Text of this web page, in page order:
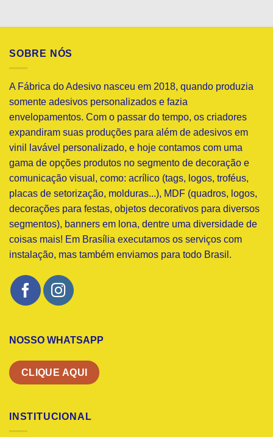
SOBRE NÓS
A Fábrica do Adesivo nasceu em 2018, quando produzia
somente adesivos personalizados e fazia
envelopamentos. Com o passar do tempo, os criadores
expandiram suas produções para além de adesivos em
vinil lavável personalizado, e hoje contamos com uma
gama de opções produtos no segmento de decoração e
comunicação visual, como: acrílico (tags, logos, troféus,
placas de setorização, molduras...), MDF (quadros, logos,
decorações para festas, objetos decorativos para diversos
segmentos), banners em lona, dentre uma diversidade de
coisas mais! Em Brasília executamos os serviços com
instalação, mas também enviamos para todo Brasil.
NOSSO WHATSAPP
CLIQUE AQUI
INSTITUCIONAL